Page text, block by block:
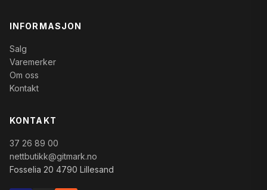
INFORMASJON
Salg
Varemerker
Om oss
Kontakt
KONTAKT
37 26 89 00
nettbutikk@gitmark.no
Fosselia 20 4790 Lillesand